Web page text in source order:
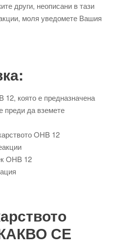
други, неописани в тази
моля уведомете Вашия
12, която е предназначена
преди да вземете
OHB 12
OHB 12
СЕ